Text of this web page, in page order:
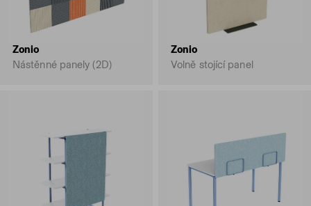
Zonio
Nástěnné panely (2D)
Zonio
Volně stojící panel